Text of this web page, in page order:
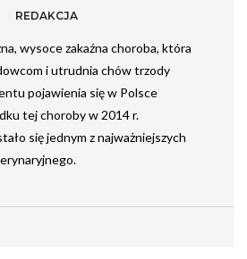
REDAKCJA
wysoce zakaźna choroba, która
i utrudnia chów trzody
pojawienia się w Polsce
tej choroby w 2014 r.
się jednym z najważniejszych